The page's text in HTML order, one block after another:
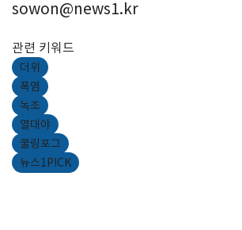
sowon@news1.kr
관련 키워드
더위
폭염
녹조
열대야
쿨링포그
뉴스1PICK